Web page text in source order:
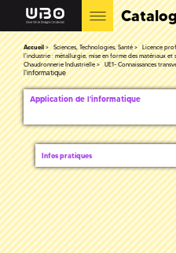
Accueil Sciences, Technologies, Santé Licence
l'industrie : métallurgie, mise en forme des matériaux et
Chaudronnerie Industrielle
UE1- Connaissances
l'informatique
Application de l'informatique
Infos pratiques